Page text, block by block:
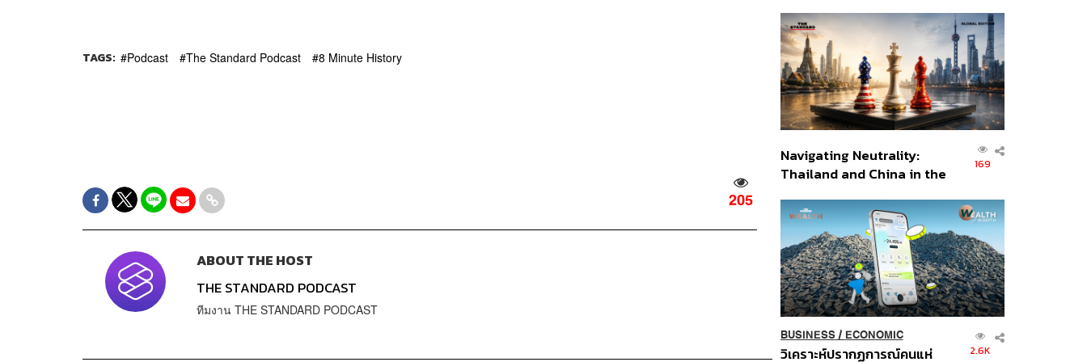
TAGS: Podcast The Standard Podcast 8 Minute History
205
ABOUT THE HOST
THE STANDARD PODCAST
ทีมงาน THE STANDARD PODCAST
ส่วนยุทธศาสตร์ไทย –
อินโดนีเซีย
Navigating Neutrality:
Thailand and China in the
Order
169
BUSINESS/ ECONOMIC
วิเคราะห์ปรากฏการณ์คนแห่ 2.6K